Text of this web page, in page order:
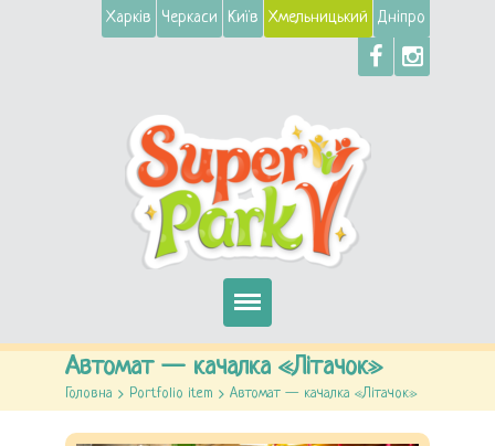
Дніпро
Хмельницький
Київ
Черкаси
Харків
Головна
Автомати
Автомат — качалка «Літачок»
Головна > Portfolio item > Автомат — качалка «Літачок»